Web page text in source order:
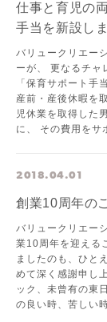
仕事と育児の
手当を新設し
バリュークリエー
ーが、 更なるチャ
「保育サポート手
産前・産後休暇を
児休業を取得した
に、 その費用をサ
2018.04.01
創業10周年の
バリュークリエー
業10周年を迎える
ましたのも、ひと
めて深く感謝申し
ック、未曾有の東
の良い時、苦しい